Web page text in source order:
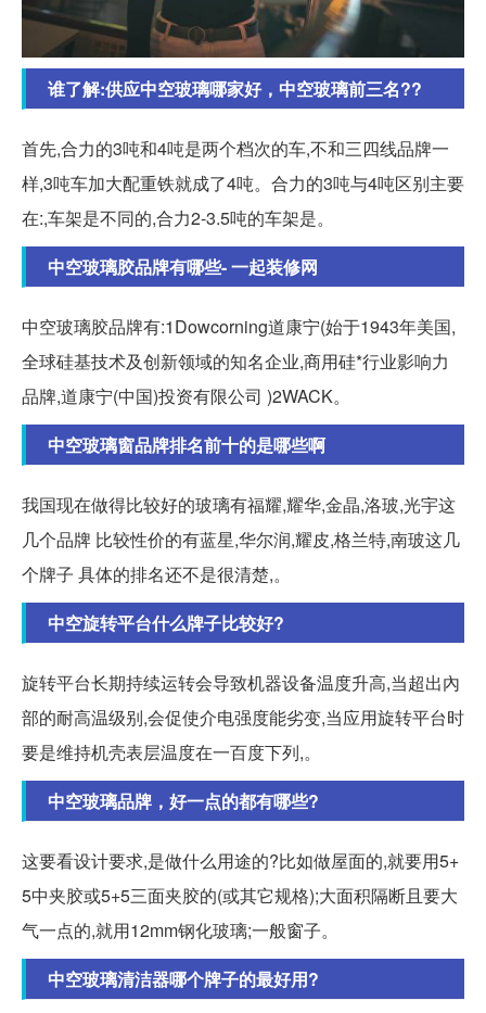
谁了解:供应中空玻璃哪家好，中空玻璃前三名??
首先,合力的3吨和4吨是两个档次的车,不和三四线品牌一
样,3吨车加大配重铁就成了4吨。合力的3吨与4吨区别主要
在:,车架是不同的,合力2-3.5吨的车架是。
中空玻璃胶品牌有哪些- 一起装修网
中空玻璃胶品牌有:1Dowcorning道康宁(始于1943年美国,
全球硅基技术及创新领域的知名企业,商用硅*行业影响力
品牌,道康宁(中国)投资有限公司 )2WACK。
中空玻璃窗品牌排名前十的是哪些啊
我国现在做得比较好的玻璃有福耀,耀华,金晶,洛玻,光宇这
几个品牌 比较性价的有蓝星,华尔润,耀皮,格兰特,南玻这几
个牌子 具体的排名还不是很清楚,。
中空旋转平台什么牌子比较好?
旋转平台长期持续运转会导致机器设备温度升高,当超出內
部的耐高温级别,会促使介电强度能劣变,当应用旋转平台时
要是维持机壳表层温度在一百度下列,。
中空玻璃品牌，好一点的都有哪些?
这要看设计要求,是做什么用途的?比如做屋面的,就要用5+
5中夹胶或5+5三面夹胶的(或其它规格);大面积隔断且要大
气一点的,就用12mm钢化玻璃;一般窗子。
中空玻璃清洁器哪个牌子的最好用?